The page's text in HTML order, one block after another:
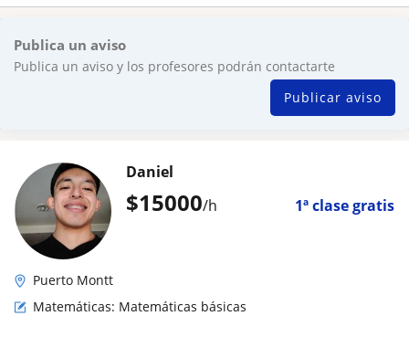
Publica un aviso
Publica un aviso y los profesores podrán contactarte
Publicar aviso
$15000/h 1ª clase gratis
Daniel
Puerto Montt
Matemáticas: Matemáticas básicas